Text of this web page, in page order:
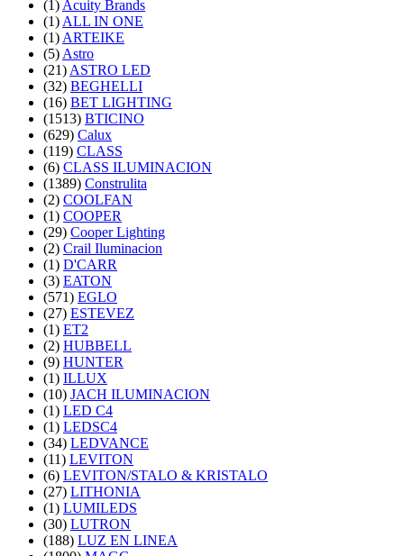
(1) Acuity Brands
(1) ALL IN ONE
(1) ARTEIKE
(5) Astro
(21) ASTRO LED
(32) BEGHELLI
(16) BET LIGHTING
(1513) BTICINO
(629) Calux
(119) CLASS
(6) CLASS ILUMINACION
(1389) Construlita
(2) COOLFAN
(1) COOPER
(29) Cooper Lighting
(2) Crail Iluminacion
(1) D'CARR
(3) EATON
(571) EGLO
(27) ESTEVEZ
(1) ET2
(2) HUBBELL
(9) HUNTER
(1) ILLUX
(10) JACH ILUMINACION
(1) LED C4
(1) LEDSC4
(34) LEDVANCE
(11) LEVITON
(6) LEVITON/STALO & KRISTALO
(27) LITHONIA
(1) LUMILEDS
(30) LUTRON
(188) LUZ EN LINEA